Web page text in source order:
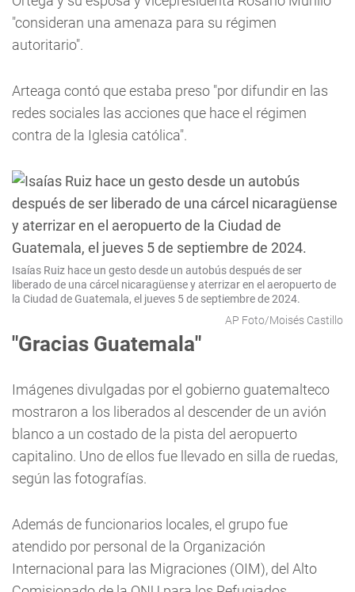
"consideran una amenaza para su régimen
autoritario".
Arteaga contó que estaba preso "por difundir en las
redes sociales las acciones que hace el régimen
contra de la Iglesia católica".
Isaías Ruiz hace un gesto desde un autobús después de ser
liberado de una cárcel nicaragüense y aterrizar en el aeropuerto de
la Ciudad de Guatemala, el jueves 5 de septiembre de 2024.
AP Foto/Moisés Castillo
"Gracias Guatemala"
Imágenes divulgadas por el gobierno guatemalteco
mostraron a los liberados al descender de un avión
blanco a un costado de la pista del aeropuerto
capitalino. Uno de ellos fue llevado en silla de ruedas,
según las fotografías.
Además de funcionarios locales, el grupo fue
atendido por personal de la Organización
Internacional para las Migraciones (OIM), del Alto